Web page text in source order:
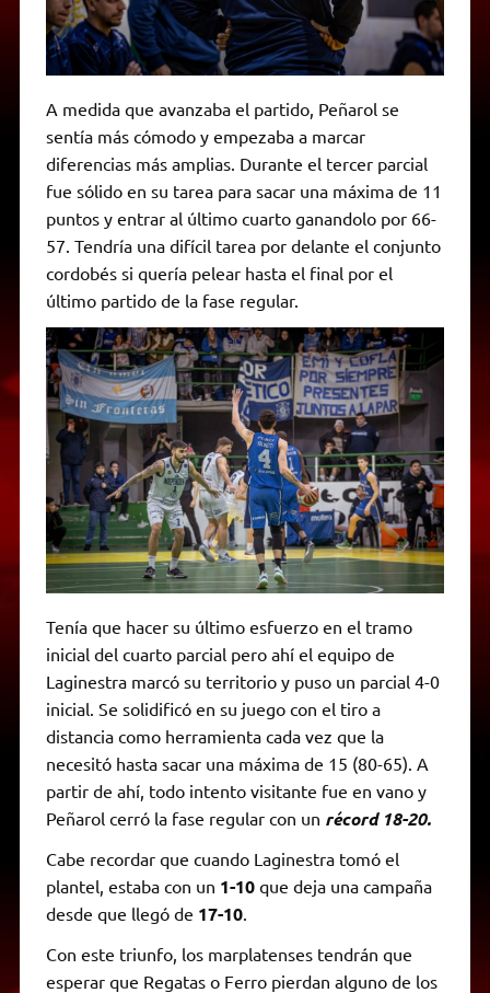
A medida que avanzaba el partido, Peñarol se
sentía más cómodo y empezaba a marcar
diferencias más amplias. Durante el tercer parcial
fue sólido en su tarea para sacar una máxima de 11
puntos y entrar al último cuarto ganandolo por 66-
57. Tendría una difícil tarea por delante el conjunto
cordobés si quería pelear hasta el final por el
último partido de la fase regular.
Tenía que hacer su último esfuerzo en el tramo
inicial del cuarto parcial pero ahí el equipo de
Laginestra marcó su territorio y puso un parcial 4-0
inicial. Se solidificó en su juego con el tiro a
distancia como herramienta cada vez que la
necesitó hasta sacar una máxima de 15 (80-65). A
partir de ahí, todo intento visitante fue en vano y
Peñarol cerró la fase regular con un récord 18-20.
Cabe recordar que cuando Laginestra tomó el
plantel, estaba con un 1-10que deja una campaña
desde que llegó de 17-10.
Con este triunfo, los marplatenses tendrán que
esperar que Regatas o Ferro pierdan alguno de los